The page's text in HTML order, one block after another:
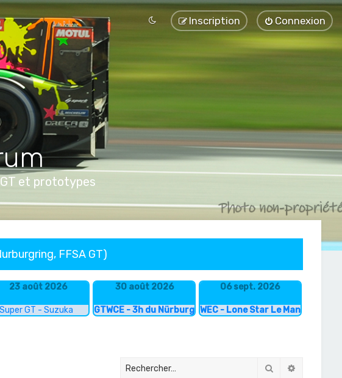
Connexion
Inscription
et prototypes
FFSA GT)
23 août 2026
Super GT - Suzuka
30 août 2026
GTWCE - 3h du Nürburgring
06 sept. 2026
WEC - Lone Star Le Mans
Rechercher